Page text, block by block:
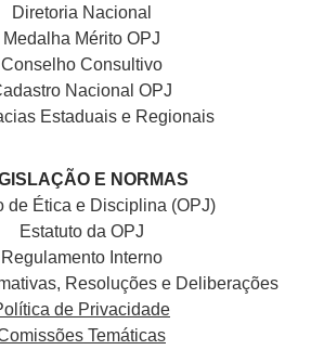
Diretoria Nacional
Medalha Mérito OPJ
Conselho Consultivo
Nacional OPJ
Estaduais e Regionais
E NORMAS
de Ética e Disciplina (OPJ)
Estatuto da OPJ
Regulamento Interno
Resoluções e Deliberações
de Privacidade
Temáticas